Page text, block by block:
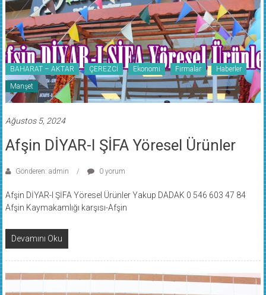
BAHARAT – AKTAR ÇEREZCİ Ekonomi Firmalar Haberler
Manşet
Ağustos 5, 2024
Afşin DİYAR-I ŞİFA Yöresel Ürünler
Gönderen: admin 0 yorum
Afşin DİYAR-I ŞİFA Yöresel Ürünler Yakup DADAK 0 546 603 47 84
Afşin Kaymakamlığı karşısı-Afşin
Devamını Oku